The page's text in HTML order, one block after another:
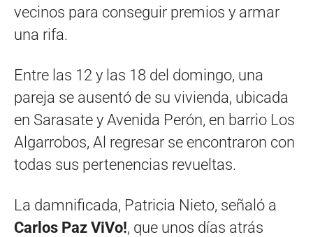
vecinos para conseguir premios y armar
una rifa.
Entre las 12 y las 18 del domingo, una
pareja se ausentó de su vivienda, ubicada
en Sarasate y Avenida Perón, en barrio Los
Algarrobos, Al regresar se encontraron con
todas sus pertenencias revueltas.
La damnificada, Patricia Nieto, señaló a
Carlos Paz ViVo!, que unos días atrás